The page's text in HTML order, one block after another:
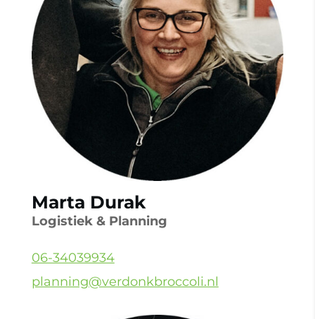
Marta Durak
Logistiek & Planning
06-34039934
planning@verdonkbroccoli.nl